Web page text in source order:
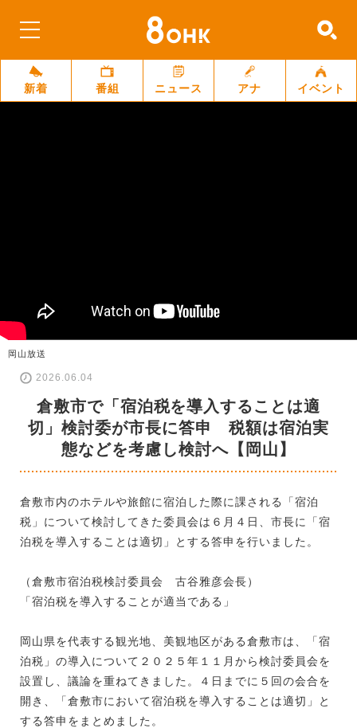
新着 番組 ニュース アナ イベント
岡山放送
2026.06.04
倉敷市で「宿泊税を導入することは適
切」検討委が市長に答申 税額は宿泊実
態などを考慮し検討へ【岡山】
倉敷市内のホテルや旅館に宿泊した際に課される「宿泊
税」について検討してきた委員会は６月４日、市長に「宿
泊税を導入することは適切」とする答申を行いました。
（倉敷市宿泊税検討委員会 古谷雅彦会長）
「宿泊税を導入することが適当である」
岡山県を代表する観光地、美観地区がある倉敷市は、「宿
泊税」の導入について２０２５年１１月から検討委員会を
設置し、議論を重ねてきました。４日までに５回の会合を
開き、「倉敷市において宿泊税を導入することは適切」と
する答申をまとめました。